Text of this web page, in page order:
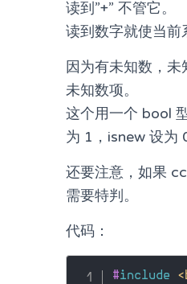
读到”+” 不管它。
读到数字就使当
因为有未知数，
未知数项。
这个用一个 bool
为 1，isnew 设为
还要注意，如果
需要特判。
代码：
#include